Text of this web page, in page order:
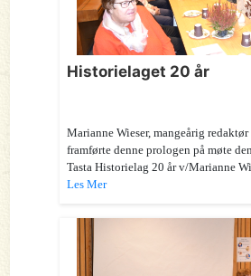
Historielaget 20 år
Marianne Wieser, mangeårig redaktør
framførte denne prologen på møte
Tasta Historielag 20 år v/Marianne
Les Mer